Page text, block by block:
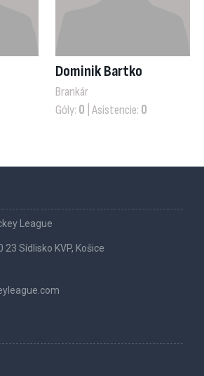
Dominik Bartko
Brankár
Góly: 0 | Asistencie: 0
League
Sídlisko KVP, Košice